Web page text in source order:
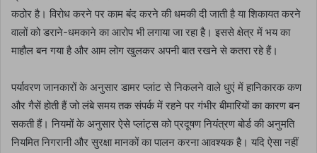
कठोर है। विरोध करने पर काम बंद करने की धमकी दी जाती है या शिकायत करने
वालों को डराने-धमकाने का आरोप भी लगाया जा रहा है। इससे क्षेत्र में भय का
माहौल बन गया है और आम लोग खुलकर अपनी बात रखने से कतरा रहे हैं।
पर्यावरण जानकारों के अनुसार डामर प्लांट से निकलने वाले धुएं में हानिकारक कण
और गैसें होती हैं जो लंबे समय तक संपर्क में रहने पर गंभीर बीमारियों का कारण बन
सकती हैं। नियमों के अनुसार ऐसे प्लांट्स को प्रदूषण नियंत्रण बोर्ड की अनुमति
नियमित निगरानी और सुरक्षा मानकों का पालन करना आवश्यक है। यदि ऐसा नहीं